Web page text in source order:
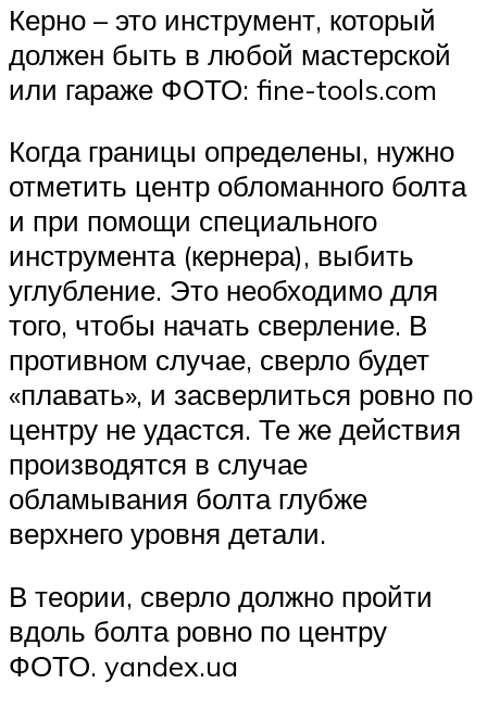
Керно – это инструмент, который
должен быть в любой мастерской
или гараже ФОТО: fine-tools.com
Когда границы определены, нужно
отметить центр обломанного болта
и при помощи специального
инструмента (кернера), выбить
углубление. Это необходимо для
того, чтобы начать сверление. В
противном случае, сверло будет
«плавать», и засверлиться ровно по
центру не удастся. Те же действия
производятся в случае
обламывания болта глубже
верхнего уровня детали.
В теории, сверло должно пройти
вдоль болта ровно по центру
ФОТО. yandex.ua